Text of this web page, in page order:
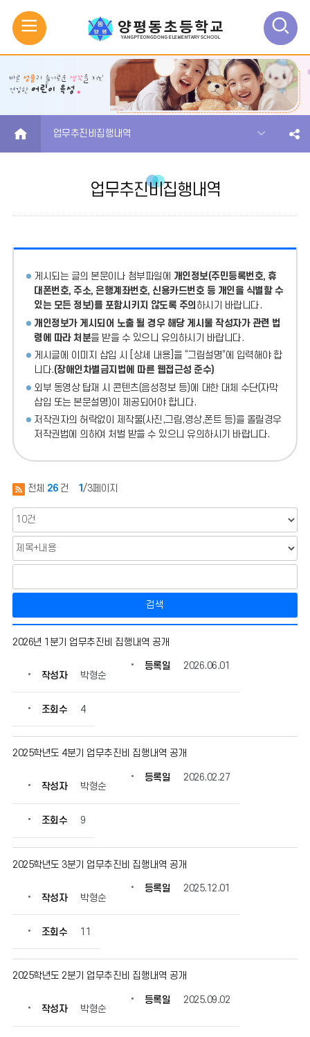
모
바
일
메
뉴
검
색
열
기
HOME 업무추진비집행내역
업무추진비집행내역
게시되는 글의 본문이나 첨부파일에 개인정보(주민등록번호, 휴
대폰번호, 주소, 은행계좌번호, 신용카드번호 등 개인을 식별할 수
있는 모든 정보)를 포함시키지 않도록 주의 하시기 바랍니다.
개인정보가 게시되어 노출 될 경우 해당 게시물 작성자가 관련 법
령에 따라 처분을 받을 수 있으니 유의하시기 바랍니다.
게시글에 이미지 삽입 시 [상세 내용]을 “그림설명”에 입력해야 합
니다.(장애인차별금지법에 따른 웹접근성 준수)
외부 동영상 탑재 시 콘텐츠(음성정보 등)에 대한 대체 수단(자막
삽입 또는 본문설명)이 제공되어야 합니다.
저작권자의 허락없이 제작물(사진,그림,영상,폰트 등)을 올릴경우
저작권법에 의하여 처벌 받을 수 있으니 유의하시기 바랍니다.
전체 26 건 1 /3페이지
검색
무
비
내
역
물
호,
제
목,
회
보
2026년 1분기 업무추진비 집행내역 공개
작성자 박형순
등록일 2026.06.01
조회수 4
2025학년도 4분기 업무추진비 집행내역 공개
작성자 박형순
등록일 2026.02.27
조회수 9
2025학년도 3분기 업무추진비 집행내역 공개
작성자 박형순
등록일 2025.12.01
조회수 11
2025학년도 2분기 업무추진비 집행내역 공개
작성자 박형순
등록일 2025.09.02